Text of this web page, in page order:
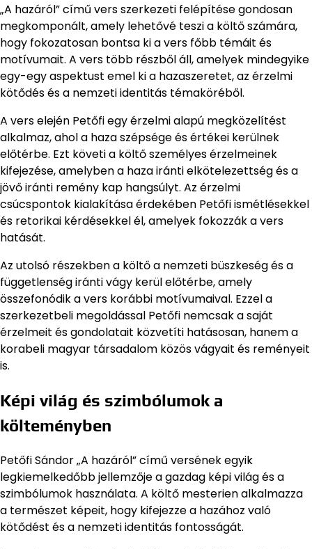
„A hazáról” című vers szerkezeti felépítése gondosan
megkomponált, amely lehetővé teszi a költő számára,
hogy fokozatosan bontsa ki a vers főbb témáit és
motívumait. A vers több részből áll, amelyek mindegyike
egy-egy aspektust emel ki a hazaszeretet, az érzelmi
kötődés és a nemzeti identitás témaköréből.
A vers elején Petőfi egy érzelmi alapú megközelítést
alkalmaz, ahol a haza szépsége és értékei kerülnek
előtérbe. Ezt követi a költő személyes érzelmeinek
kifejezése, amelyben a haza iránti elkötelezettség és a
jövő iránti remény kap hangsúlyt. Az érzelmi
csúcspontok kialakítása érdekében Petőfi ismétlésekkel
és retorikai kérdésekkel él, amelyek fokozzák a vers
hatását.
Az utolsó részekben a költő a nemzeti büszkeség és a
függetlenség iránti vágy kerül előtérbe, amely
összefonódik a vers korábbi motívumaival. Ezzel a
szerkezetbeli megoldással Petőfi nemcsak a saját
érzelmeit és gondolatait közvetíti hatásosan, hanem a
korabeli magyar társadalom közös vágyait és reményeit
is.
Képi világ és szimbólumok a
költeményben
Petőfi Sándor „A hazáról” című versének egyik
legkiemelkedőbb jellemzője a gazdag képi világ és a
szimbólumok használata. A költő mesterien alkalmazza
a természet képeit, hogy kifejezze a hazához való
kötődést és a nemzeti identitás fontosságát.